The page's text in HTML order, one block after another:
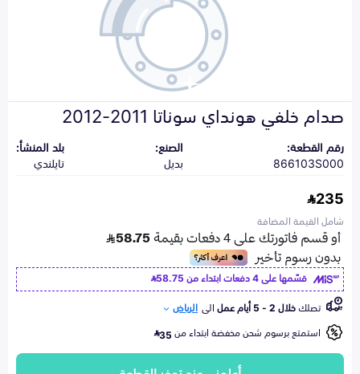
صدام خلفي هونداي سوناتا 2011-2012
رقم القطعة:
866103S000
الصنع:
بديل
بلد المنشأ:
تايلندي
235
شامل القيمة المضافة
قسّمها على 4 دفعات ابتداء من
58.75
تصلكخلال 2 - 5 أيام عمل الى الرياض
استمتع برسوم شحن مخفضة ابتداء من35